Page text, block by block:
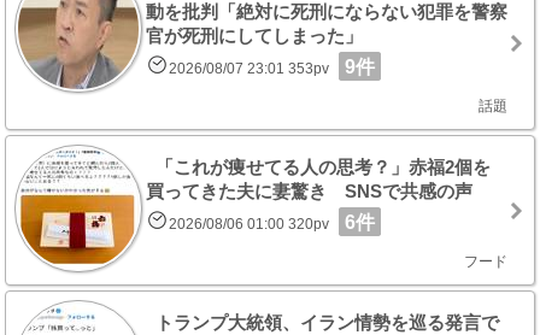
動を批判「絶対に死刑にならない犯罪を警察
官が死刑にしてしまった」
2026/08/07 23:01 353pv 9件
話題
「これが痩せてる人の思考？」赤福2個を
買ってきた夫に妻驚き SNSで共感の声
2026/08/06 01:00 320pv 6件
フード
トランプ大統領、イラン情勢を巡る発言で